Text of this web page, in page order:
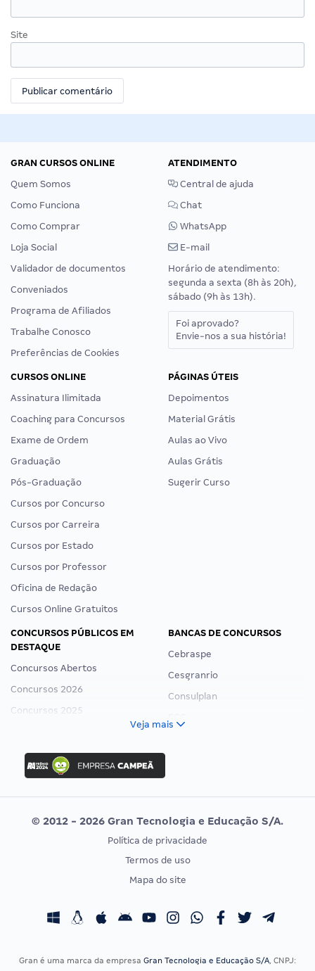
Site
GRAN CURSOS ONLINE
Quem Somos
Como Funciona
Como Comprar
Loja Social
Validador de documentos
Conveniados
Programa de Afiliados
Trabalhe Conosco
Preferências de Cookies
ATENDIMENTO
Central de ajuda
Chat
WhatsApp
E-mail
Horário de atendimento:
segunda a sexta (8h às 20h),
sábado (9h às 13h).
Foi aprovado?
Envie-nos a sua história!
CURSOS ONLINE
Assinatura Ilimitada
Coaching para Concursos
Exame de Ordem
Graduação
Pós-Graduação
Cursos por Concurso
Cursos por Carreira
Cursos por Estado
Cursos por Professor
Oficina de Redação
Cursos Online Gratuitos
PÁGINAS ÚTEIS
Depoimentos
Material Grátis
Aulas ao Vivo
Aulas Grátis
Sugerir Curso
CONCURSOS PÚBLICOS EM
DESTAQUE
Concursos Abertos
Concursos 2026
Concursos 2025
Concurso Ibama
Concurso MPU
Editais publicados
BANCAS DE CONCURSOS
Cebraspe
Cesgranrio
Consulplan
Vunesp
CONCURSOS POR PROFISSÃO
Concursos Fiscais
EXAME DE ORDEM
Calendário OAB
Veja mais
© 2012 - 2026 Gran Tecnologia e Educação S/A.
Política de privacidade
Termos de uso
Mapa do site
Gran é uma marca da empresa Gran Tecnologia e Educação S/A, CNPJ: